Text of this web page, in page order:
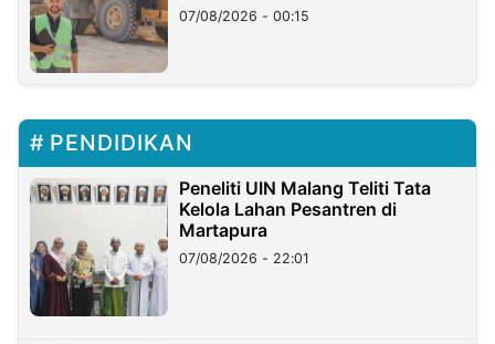
07/08/2026 - 00:15
PENDIDIKAN
Peneliti UIN Malang Teliti Tata
Kelola Lahan Pesantren di
Martapura
07/08/2026 - 22:01